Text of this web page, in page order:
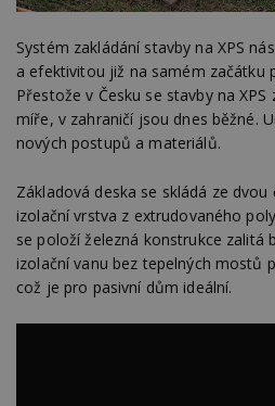
Systém zakládání stavby na XPS
a efektivitou již na samém začátku
Přestože v Česku se stavby na
míře, v zahraničí jsou dnes běžné.
nových postupů a materiálů.
Základová deska se skládá ze
izolační vrstva z extrudovaného
se položí železná konstrukce zalitá
izolační vanu bez tepelných mostů
což je pro pasivní dům ideální.